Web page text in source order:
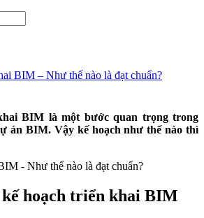
BIM – Như thế nào là đạt chuẩn?
BIM là một bước quan trọng trong
án BIM. Vậy kế hoạch như thế nào thì
kế hoạch triển khai BIM